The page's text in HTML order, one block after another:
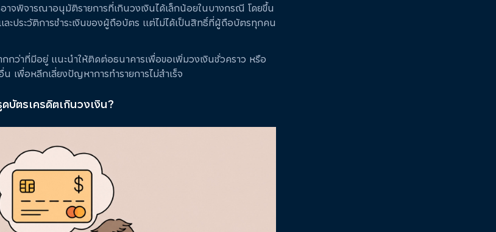
าจพิจารณาอนุมัติรายการที่เกินวงเงินได้เล็กน้อยในบางกรณี โดยขึ้น
ละประวัติการชำระเงินของผู้ถือบัตร แต่ไม่ได้เป็นสิทธิ์ที่ผู้ถือบัตรทุกคน
กกว่าที่มีอยู่ แนะนำให้ติดต่อธนาคารเพื่อขอเพิ่มวงเงินชั่วคราว หรือ
เพื่อหลีกเลี่ยงปัญหาการทำรายการไม่สำเร็จ
บัตรเครดิตเกินวงเงิน?